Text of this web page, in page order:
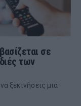
σε
των
ξεκινήσεις μια